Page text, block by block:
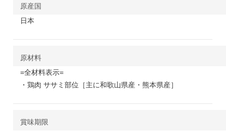
原産国
日本
原材料
=全材料表示=
・鶏肉 ササミ部位［主に和歌山県産・熊本県産］
賞味期限